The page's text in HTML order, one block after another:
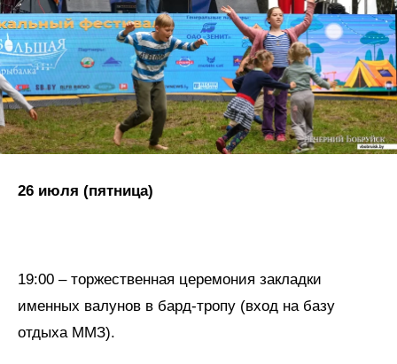
26 июля (пятница)
19:00 – торжественная церемония закладки
именных валунов в бард-тропу (вход на базу
отдыха ММЗ).